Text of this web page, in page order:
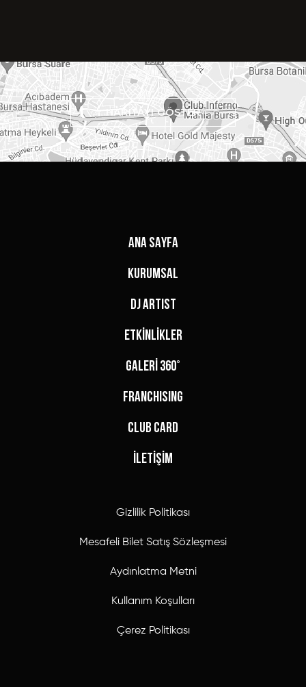
HARİTAYI GÖSTER
ANA SAYFA
KURUMSAL
DJ ARTIST
ETKİNLİKLER
GALERİ 360°
FRANCHISING
CLUB CARD
İLETİŞİM
Gizlilik Politikası
Mesafeli Bilet Satış Sözleşmesi
Aydınlatma Metni
Kullanım Koşulları
Çerez Politikası